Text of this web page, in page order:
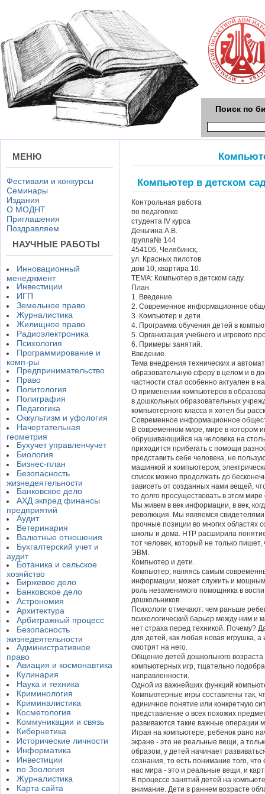
Поиск по
МЕНЮ
Фестивали и конкурсы
Семинары
Издания
О МОДНТ
Приглашения
Поздравляем
НАУЧНЫЕ РАБОТЫ
Инновационный
менеджмент
Инвестиции
ИГП
Земельное право
Журналистика
Жилищное право
Радиоэлектроника
Психология
Программирование и
комп-ры
Предпринимательство
Право
Политология
Полиграфия
Педагогика
Оккультизм и уфология
Начертательная
геометрия
Бухучет управленчучет
Биология
Бизнес-план
Безопасность
жизнедеятельности
Банковское дело
АХД экпред финансы
предприятий
Аудит
Ветеринария
Валютные отношения
Бухгалтерский учет и
аудит
Ботаника и сельское
хозяйство
Биржевое дело
Банковское дело
Астрономия
Архитектура
Арбитражный процесс
Безопасность
жизнедеятельности
Административное
право
Авиация и космонавтика
Кулинария
Наука и техника
Криминология
Криминалистика
Косметология
Коммуникации и связь
Кибернетика
Исторические личности
Информатика
Инвестиции
по Зоология
Журналистика
Карта сайта
Компьютер в детском
Контрольная работа
по педагогике
студента IV курса
Деньгина А.В.
группа№ 144
454106, Челябинск,
ул. Красных пилотов
дом 10, квартира 10.
ТЕМА: Компьютер в детском саду.
План
1. Введение.
2. Современное информационное
3. Компьютер и дети.
4. Программа обучения детей в
5. Организация учебного и игрового
6. Примеры занятий.
Введение.
Тема внедрения технических и
образовательную сферу в целом и в
частности стал особенно актуален в
О применении компьютеров в
в дошкольных образовательных
компьютерного класса я хотел бы
Современное информационное
В современном мире, мире в котором
обрушивающийся на человека на
приходится прибегать с помощи
представить себе человека, не
машинкой и компьютером,
список можно продолжать до
зависеть от созданных нами вещей,
то долго просуществовать в этом
Мы живем в век информации, в век,
революция. Мы являемся
прочные позиции во многих областях
школы и дома. НТР расширила
тот человек, который не только
ЭВМ.
Компьютер и дети.
Компьютер, являясь самым
информации, может служить и мощным
роль незаменимого помощника в
дошкольников.
Психологи отмечают: чем раньше
психологический барьер между ним и
нет страха перед техникой. Почему?
для детей, как любая новая игрушка,
смотрят на него.
Общение детей дошкольного
компьютерных игр, тщательно
направленности.
Одной из важнейших функций
Компьютерные игры составлены так,
единичное понятие или конкретную
представление о всех похожих
развиваются такие важные операции
Играя на компьютере, ребенок рано
экране - это не реальные вещи, а
образом, у детей начинает
сознания, то есть понимание того,
нас мира - это и реальные вещи, и
В процессе занятий детей на
внимание. Дети в раннем возрасте